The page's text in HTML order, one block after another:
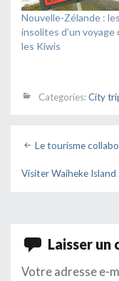
Nouvelle-Zélande :
insolites d’un voyage
les Kiwis
Categories:City
Post
navigation
Le tourisme
Visiter Waiheke Island
Laisser un
Votre adresse e-